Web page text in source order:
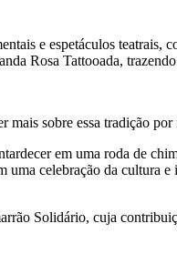
e espetáculos
Rosa Tattooada,
sobre essa tradição
em uma roda de
celebração da cultura
Solidário, cuja